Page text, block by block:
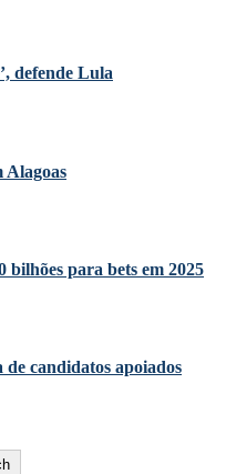
defende Lula
Alagoas
bilhões para bets em 2025
candidatos apoiados